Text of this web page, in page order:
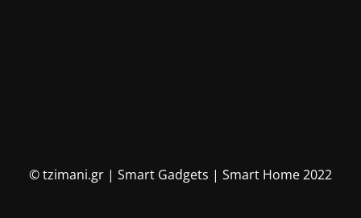
© tzimani.gr | Smart Gadgets | Smart Home 2022